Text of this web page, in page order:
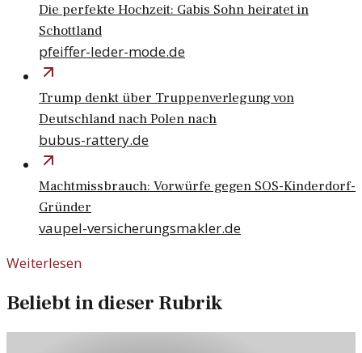
Die perfekte Hochzeit: Gabis Sohn heiratet in
Schottland
pfeiffer-leder-mode.de
Trump denkt über Truppenverlegung von
Deutschland nach Polen nach
bubus-rattery.de
Machtmissbrauch: Vorwürfe gegen SOS-Kinderdorf-
Gründer
vaupel-versicherungsmakler.de
Weiterlesen
Beliebt in dieser Rubrik